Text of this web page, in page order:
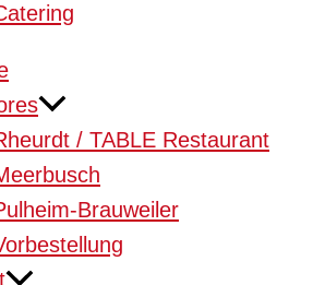
/ TABLE Restaurant
Brauweiler